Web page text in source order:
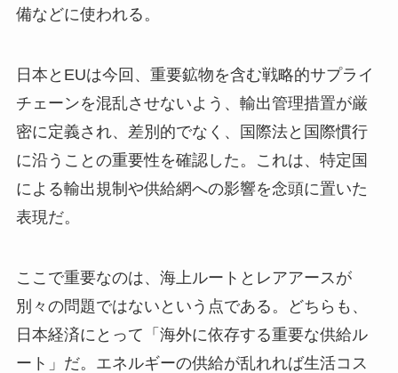
備などに使われる。
日本とEUは今回、重要鉱物を含む戦略的サプライ
チェーンを混乱させないよう、輸出管理措置が厳
密に定義され、差別的でなく、国際法と国際慣行
に沿うことの重要性を確認した。これは、特定国
による輸出規制や供給網への影響を念頭に置いた
表現だ。
ここで重要なのは、海上ルートとレアアースが
別々の問題ではないという点である。どちらも、
日本経済にとって「海外に依存する重要な供給ル
ート」だ。エネルギーの供給が乱れれば生活コス